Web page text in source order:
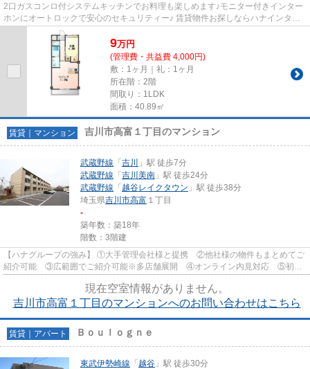
2口ガスコンロ付システムキッチンでお料理も楽しめます♪モニター付きインター
ホンにオートロックで安心のセキュリティー♪ 賃貸物件お探しならハナインター
ナショナルにお任せ下さい♪
9万円
(管理費・共益費 4,000円)
敷：1ヶ月｜礼：1ヶ月
所在階：2階
間取り：1LDK
面積：40.89㎡
賃貸｜マンション 吉川市高富１丁目のマンション
武蔵野線 「 吉川
」駅 徒歩7分
武蔵野線 「 吉川美南 」駅 徒歩24分
武蔵野線 「 越谷レイクタウン 」駅 徒歩38分
埼玉県吉川市高富 １丁目
-
築年数：築18年
階数：3階建
【ハナグループの強み】 ①大手管理会社様と提携 ②他社様の物件もまとめてご
紹介可能 ③広範囲でご紹介可能※多店舗展開 ④オンライン内見対応 ⑤初期
現在空室情報がありません。
吉川市高富１丁目のマンションへのお問い合わせはこちら
賃貸｜アパート Ｂｏｕｌｏｇｎｅ
東武伊勢崎線 「 越谷 」駅 徒歩30分